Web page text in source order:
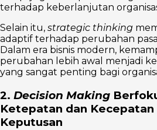
terhadap keberlanjutan
Selain itu, strategic thinking
adaptif terhadap perubahan
Dalam era bisnis modern,
perubahan lebih awal menjadi
yang sangat penting bagi
2. Decision Making
Ketepatan dan
Keputusan